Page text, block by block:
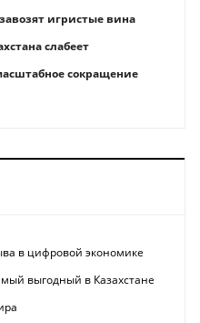
игристые вина
слабеет
сокращение
в цифровой экономике
выгодный в Казахстане